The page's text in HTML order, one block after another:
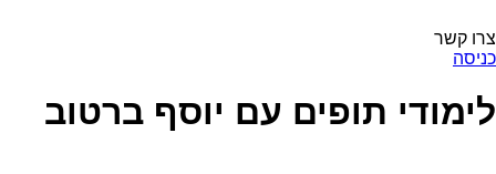
צרו קשר
כניסה
לימודי תופים עם יוסף ברטוב